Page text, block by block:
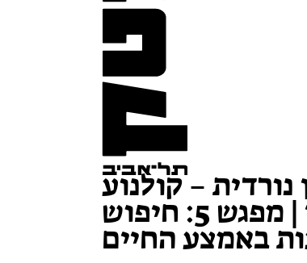
נורדית – קולנוע
סקנדינבי | מפגש 5: חיפוש
באמצע החיים